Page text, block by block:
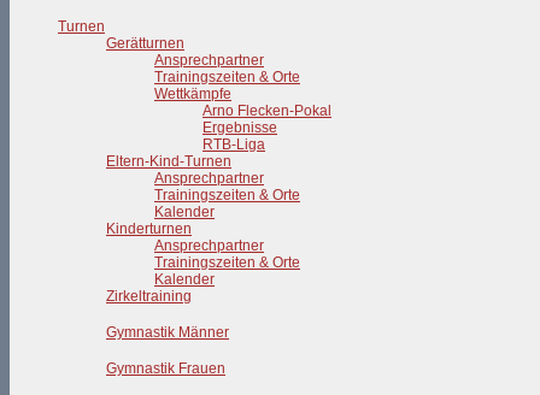
Turnen
Gerätturnen
Ansprechpartner
Trainingszeiten & Orte
Wettkämpfe
Arno Flecken-Pokal
Ergebnisse
RTB-Liga
Eltern-Kind-Turnen
Ansprechpartner
Trainingszeiten & Orte
Kalender
Kinderturnen
Ansprechpartner
Trainingszeiten & Orte
Kalender
Zirkeltraining
Gymnastik Männer
Gymnastik Frauen